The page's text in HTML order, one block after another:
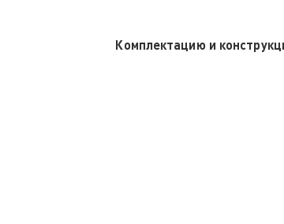
Комплектацию и